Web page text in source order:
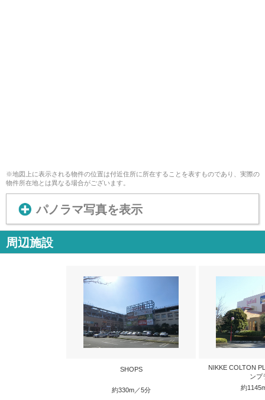
※地図上に表示される物件の位置は付近住所に所在することを表すものであり、実際の
物件所在地とは異なる場合がございます。
パノラマ写真を表示
周辺施設
SHOPS
約330m／5分
NIKKE COLTON
ンプ
約